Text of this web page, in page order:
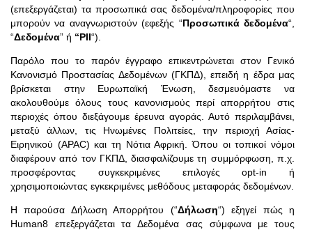
(επεξεργάζεται) τα προσωπικά σας δεδομένα/πληροφορίες που
μπορούν να αναγνωριστούν (εφεξής “Προσωπικά δεδομένα“,
“Δεδομένα” ή “PII“).
Παρόλο που το παρόν έγγραφο επικεντρώνεται στον Γενικό
Κανονισμό Προστασίας Δεδομένων (ΓΚΠΔ), επειδή η έδρα μας
βρίσκεται στην Ευρωπαϊκή Ένωση, δεσμευόμαστε να
ακολουθούμε όλους τους κανονισμούς περί απορρήτου στις
περιοχές όπου διεξάγουμε έρευνα αγοράς. Αυτό περιλαμβάνει,
μεταξύ άλλων, τις Ηνωμένες Πολιτείες, την περιοχή Ασίας-
Ειρηνικού (APAC) και τη Νότια Αφρική. Όπου οι τοπικοί νόμοι
διαφέρουν από τον ΓΚΠΔ, διασφαλίζουμε τη συμμόρφωση, π.χ.
προσφέροντας συγκεκριμένες επιλογές opt-in ή
χρησιμοποιώντας εγκεκριμένες μεθόδους μεταφοράς δεδομένων.
Η παρούσα Δήλωση Απορρήτου (“Δήλωση“) εξηγεί πώς η
Human8 επεξεργάζεται τα Δεδομένα σας σύμφωνα με τους